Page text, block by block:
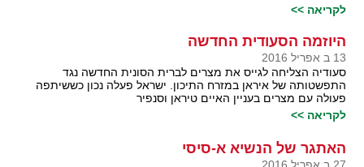
לקריאה >>
היוזמה הסעודית החדשה
13 ב אפריל 2016
סעודיה הצליחה לגייס את מצרים לברית הסונית החדשה נגד
התפשטותה של איראן במזרח התיכון. ישראל פעלה נכון כששיתפה
פעולה עם מצרים בעניין האיים טיראן וסנפיר
לקריאה >>
האתגר של הנשיא א-סיסי
27 ב אפריל 2016